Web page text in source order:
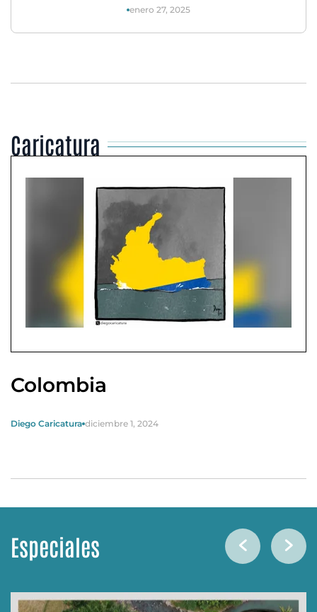
enero 27, 2025
Caricatura
Colombia
Diego Caricatura diciembre 1, 2024
Especiales